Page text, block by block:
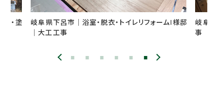
ォームI様邸
岐阜県高山市｜水廻り工事K様邸｜風呂解体工
事